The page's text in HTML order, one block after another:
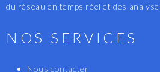
du réseau en temps réel et des
NOS SERVICES
Nous contacter